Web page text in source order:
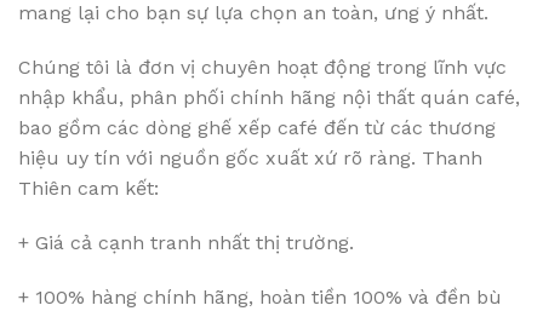
mang lại cho bạn sự lựa chọn an toàn, ưng ý nhất.
Chúng tôi là đơn vị chuyên hoạt động trong lĩnh vực
nhập khẩu, phân phối chính hãng nội thất quán café,
bao gồm các dòng ghế xếp café đến từ các thương
hiệu uy tín với nguồn gốc xuất xứ rõ ràng. Thanh
Thiên cam kết:
+ Giá cả cạnh tranh nhất thị trường.
+ 100% hàng chính hãng, hoàn tiền 100% và đền bù